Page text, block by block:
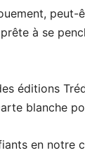
peut-
à se
éditions
blanche
en notre